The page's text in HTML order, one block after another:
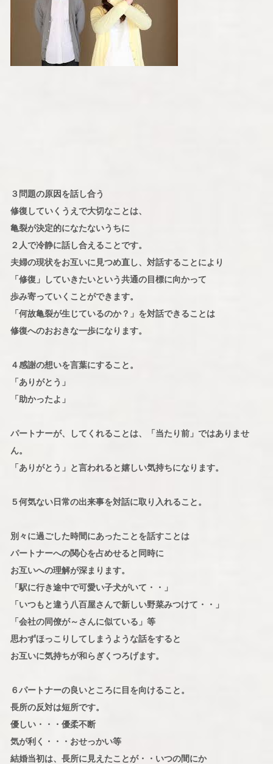
３問題の原因を話し合う
修復していくうえで大切なことは、
亀裂が決定的になたないうちに
２人で冷静に話し合えることです。
夫婦の現状をお互いに見つめ直し、対話することにより
「修復」していきたいという共通の目標に向かって
歩み寄っていくことができます。
「何故亀裂が生じているのか？」を対話できることは
修復へのおおきな一歩になります。
４感謝の想いを言葉にすること。
「ありがとう」
「助かったよ」
パートナーが、してくれることは、「当たり前」ではありませ
ん。
「ありがとう」と言われると嬉しい気持ちになります。
５何気ない日常の出来事を対話に取り入れること。
別々に過ごした時間にあったことを話すことは
パートナーへの関心を占めせると同時に
お互いへの理解が深まります。
「駅に行き途中で可愛い子犬がいて・・」
「いつもと違う八百屋さんで新しい野菜みつけて・・」
「会社の同僚が～さんに似ている」等
思わずほっこりしてしまうような話をすると
お互いに気持ちが和らぎくつろげます。
６パートナーの良いところに目を向けること。
長所の反対は短所です。
優しい・・・優柔不断
気が利く・・・おせっかい等
結婚当初は、長所に見えたことが・・いつの間にか